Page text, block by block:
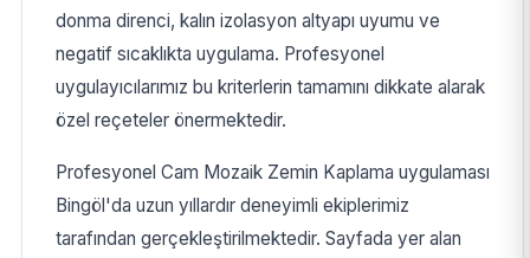
donma direnci, kalın izolasyon altyapı uyumu ve
negatif sıcaklıkta uygulama. Profesyonel
uygulayıcılarımız bu kriterlerin tamamını dikkate alarak
özel reçeteler önermektedir.
Profesyonel Cam Mozaik Zemin Kaplama uygulaması
Bingöl'da uzun yıllardır deneyimli ekiplerimiz
tarafından gerçekleştirilmektedir. Sayfada yer alan